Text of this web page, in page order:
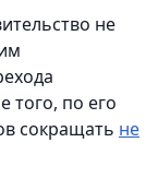
не
того, по его
сокращать не